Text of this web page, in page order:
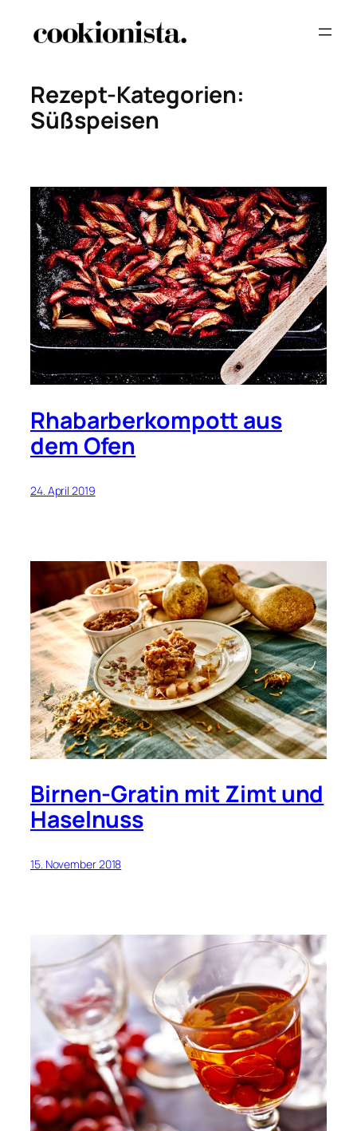
Inhalt
Rezept-Kategorien:
Süßspeisen
Rhabarberkompott aus
dem Ofen
24. April 2019
Birnen-Gratin mit Zimt und
Haselnuss
15. November 2018